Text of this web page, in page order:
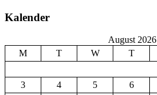
Kalender
August 2026
M
T W T
3
4 5 6